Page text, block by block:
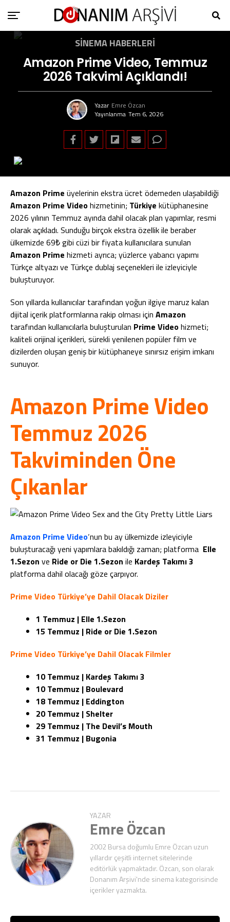
SINEMA HABERLERI
Amazon Prime Video, Temmuz
2026 Takvimi Açıklandı!
Yazar Emre Özcan
Yayınlanma Tem 6, 2026
Amazon Prime üyelerinin ekstra ücret ödemeden ulaşabildiği
Amazon Prime Videohizmetinin; Türkiye kütüphanesine
2026 yılının Temmuz ayında dahil olacak plan yapımlar, resmi
olarak açıkladı. Sunduğu birçok ekstra özellik ile beraber
ülkemizde 69₺ gibi cüzi bir fiyata kullanıcılara sunulan
Amazon Prime hizmeti ayrıca; yüzlerce yabancı yapımı
Türkçe altyazı ve Türkçe dublaj seçenekleri ile izleyiciyle
buluşturuyor.
Son yıllarda kullanıcılar tarafından yoğun ilgiye maruz kalan
dijital içerik platformlarına rakip olması için Amazon
tarafından kullanıcılarla buluşturulan Prime Videohizmeti;
kaliteli orijinal içerikleri, sürekli yenilenen popüler film ve
dizilerden oluşan geniş bir kütüphaneye sınırsız erişim imkanı
sunuyor.
Amazon Prime Video
Temmuz 2026
Takviminden Öne
Çıkanlar
Amazon Prime Video‘nun bu ay ülkemizde izleyiciyle
buluşturacağı yeni yapımlara bakıldığı zaman; platforma Elle
1.Sezon ve Ride or Die 1.Sezon ile Kardeş Takımı 3
platforma dahil olacağı göze çarpıyor.
Prime Video Türkiye’ye Dahil Olacak Diziler
1 Temmuz | Elle 1.Sezon
15 Temmuz | Ride or Die 1.Sezon
Prime Video Türkiye’ye Dahil Olacak Filmler
10 Temmuz | Kardeş Takımı 3
10 Temmuz | Boulevard
18 Temmuz | Eddington
20 Temmuz | Shelter
29 Temmuz | The Devil’s Mouth
31 Temmuz | Bugonia
YAZAR
Emre Özcan
2002 Bursa doğumlu Emre Özcan uzun
yıllardır çeşitli internet sitelerinde
editörlük yapmaktadır. Özcan, son olarak
Donanım Arşivi'nde sinema kategorisinde
içerikler yazmakta.